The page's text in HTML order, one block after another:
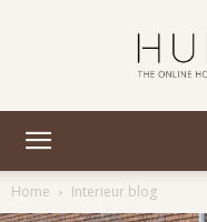
Home
Interieur blog